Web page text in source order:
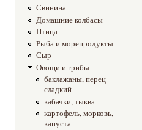
Свинина
Домашние колбасы
Птица
Рыба и морепродукты
Сыр
Овощи и грибы
баклажаны, перец
сладкий
кабачки, тыква
картофель, морковь,
капуста